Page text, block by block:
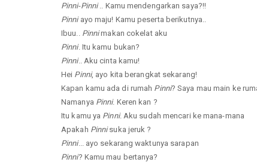
Pinni-Pinni.. Kamu mendengarkan saya?!!
Pinniayo maju! Kamu peserta berikutnya..
Ibuu.. Pinnimakan cokelat aku
Pinni. Itu kamu bukan?
Pinni.. Aku cinta kamu!
Hei Pinni, ayo kita berangkat sekarang!
Kapan kamu ada di rumah Pinni? Saya mau main ke
Namanya Pinni. Keren kan ?
Itu kamu ya Pinni. Aku sudah mencari ke mana-mana
Apakah Pinnisuka jeruk ?
Pinni... ayo sekarang waktunya sarapan
Pinni? Kamu mau bertanya?